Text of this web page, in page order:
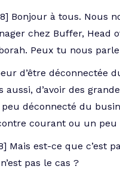
Bonjour à tous. Nous
chez Buffer,
Peux tu nous
d’être déconnectée
d’avoir des
déconnecté du
courant ou un
Mais est-ce que c’est
pas le cas ?